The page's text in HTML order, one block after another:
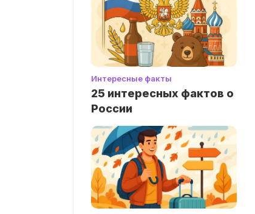
Интересные факты
25 интересных фактов о
России